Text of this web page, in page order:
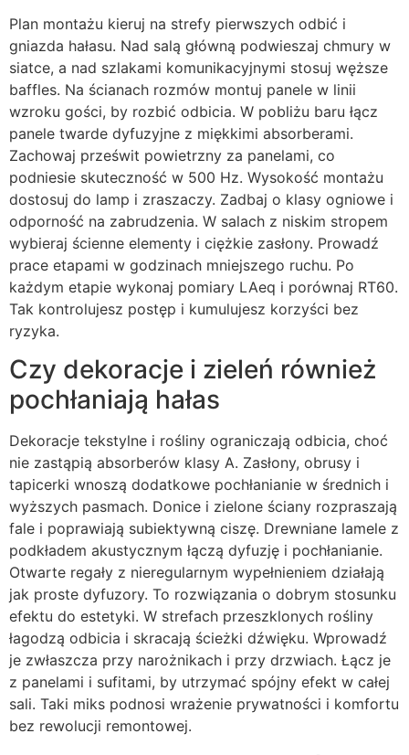
Plan montażu kieruj na strefy pierwszych odbić i
gniazda hałasu. Nad salą główną podwieszaj chmury w
siatce, a nad szlakami komunikacyjnymi stosuj węższe
baffles. Na ścianach rozmów montuj panele w linii
wzroku gości, by rozbić odbicia. W pobliżu baru łącz
panele twarde dyfuzyjne z miękkimi absorberami.
Zachowaj prześwit powietrzny za panelami, co
podniesie skuteczność w 500 Hz. Wysokość montażu
dostosuj do lamp i zraszaczy. Zadbaj o klasy ogniowe i
odporność na zabrudzenia. W salach z niskim stropem
wybieraj ścienne elementy i ciężkie zasłony. Prowadź
prace etapami w godzinach mniejszego ruchu. Po
każdym etapie wykonaj pomiary LAeq i porównaj RT60.
Tak kontrolujesz postęp i kumulujesz korzyści bez
ryzyka.
Czy dekoracje i zieleń również
pochłaniają hałas
Dekoracje tekstylne i rośliny ograniczają odbicia, choć
nie zastąpią absorberów klasy A. Zasłony, obrusy i
tapicerki wnoszą dodatkowe pochłanianie w średnich i
wyższych pasmach. Donice i zielone ściany rozpraszają
fale i poprawiają subiektywną ciszę. Drewniane lamele z
podkładem akustycznym łączą dyfuzję i pochłanianie.
Otwarte regały z nieregularnym wypełnieniem działają
jak proste dyfuzory. To rozwiązania o dobrym stosunku
efektu do estetyki. W strefach przeszklonych rośliny
łagodzą odbicia i skracają ścieżki dźwięku. Wprowadź
je zwłaszcza przy narożnikach i przy drzwiach. Łącz je
z panelami i sufitami, by utrzymać spójny efekt w całej
sali. Taki miks podnosi wrażenie prywatności i komfortu
bez rewolucji remontowej.